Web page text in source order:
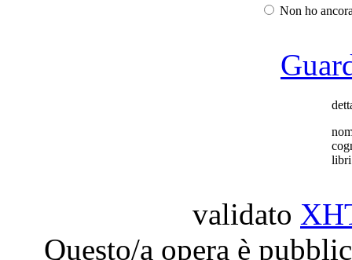
Non ho
validato
Questo/a opera è